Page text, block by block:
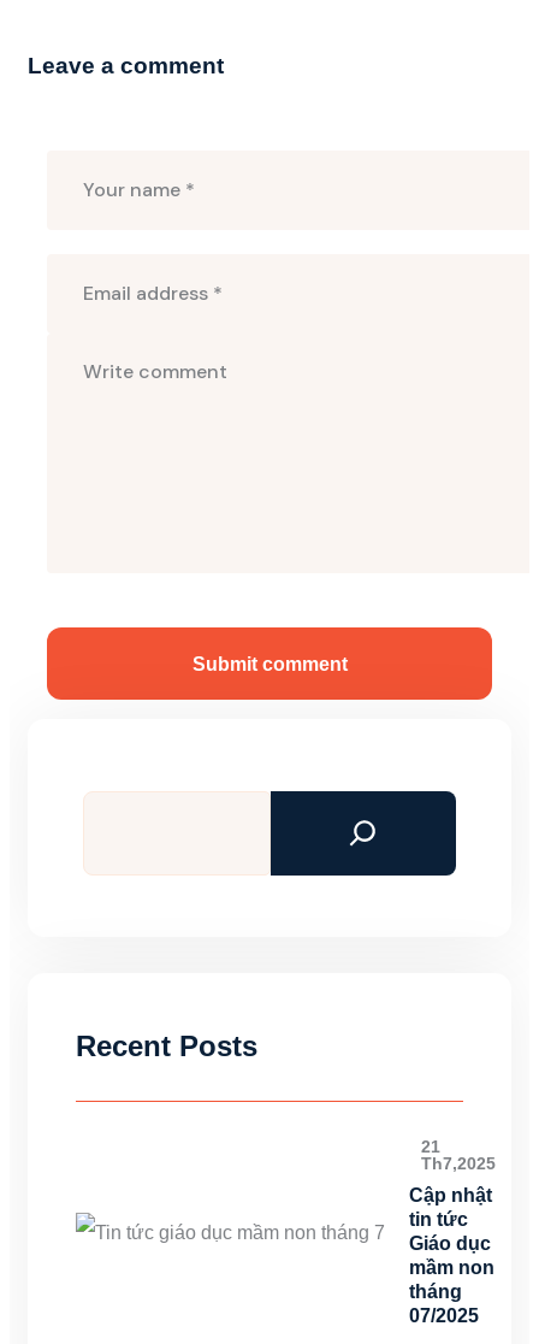
Leave a comment
Submit comment
Tìm
Recent Posts
21
Th7,2025
Cập nhật
tin tức
Giáo dục
mầm non
tháng
07/2025